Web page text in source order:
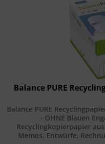
Balance PURE
Balance PURE
- OHNE Blauen
Recyclingkopierpapier
Memos, Entwürfe,